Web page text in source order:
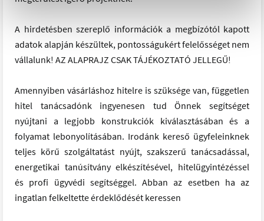
A hirdetésben szereplő információk a megbízótól kapott
adatok alapján készültek, pontosságukért felelősséget nem
vállalunk! AZ ALAPRAJZ CSAK TÁJÉKOZTATÓ JELLEGŰ!
Amennyiben vásárláshoz hitelre is szüksége van, független
hitel tanácsadónk ingyenesen tud Önnek segítséget
nyújtani a legjobb konstrukciók kiválasztásában és a
folyamat lebonyolításában. Irodánk kereső ügyfeleinknek
teljes körű szolgáltatást nyújt, szakszerű tanácsadással,
energetikai tanúsítvány elkészítésével, hitelügyintézéssel
és profi ügyvédi segítséggel. Abban az esetben ha az
ingatlan felkeltette érdeklődését keressen